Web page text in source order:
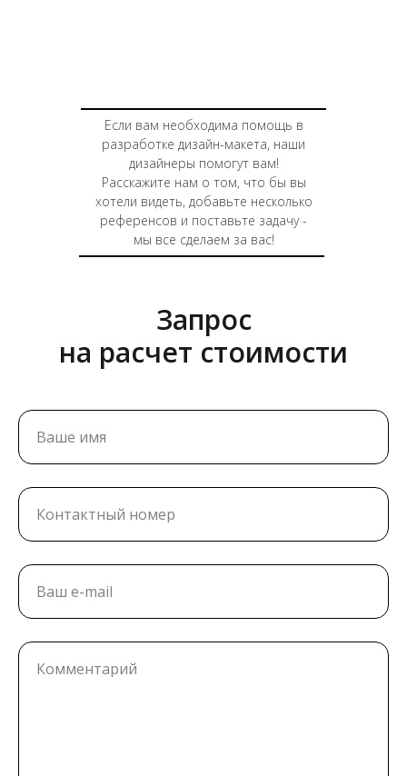
Если вам необходима помощь в
разработке дизайн-макета, наши
дизайнеры помогут вам!
Расскажите нам о том, что бы вы
хотели видеть, добавьте несколько
референсов и поставьте задачу -
мы все сделаем за вас!
Запрос
на расчет стоимости
Ваше имя
Контактный номер
Ваш e-mail
Комментарий